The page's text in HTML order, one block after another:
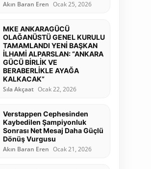
Akın Baran Eren Ocak 25, 2026
MKE ANKARAGÜCÜ
OLAĞANÜSTÜ GENEL KURULU
TAMAMLANDI YENİ BAŞKAN
İLHAMİ ALPARSLAN: “ANKARA
GÜCÜ BİRLİK VE
BERABERLİKLE AYAĞA
KALKACAK”
Sıla Akçaat Ocak 22, 2026
Verstappen Cephesinden
Kaybedilen Şampiyonluk
Sonrası Net Mesaj Daha Güçlü
Dönüş Vurgusu
Akın Baran Eren Ocak 21, 2026